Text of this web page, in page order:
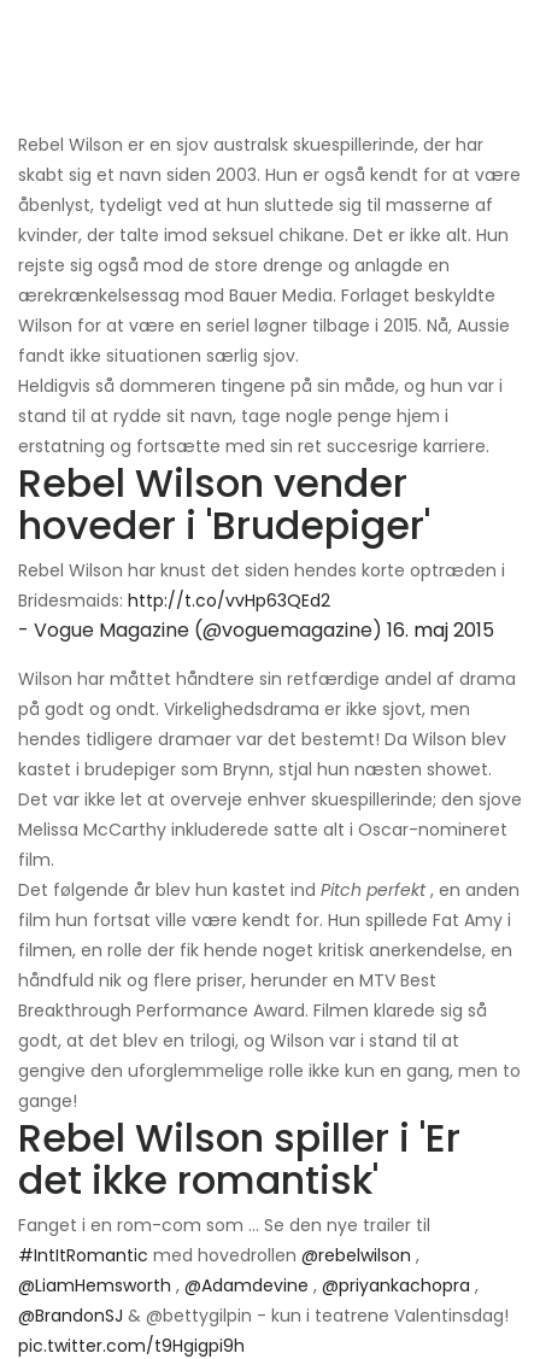
Rebel Wilson er en sjov australsk skuespillerinde, der har
skabt sig et navn siden 2003. Hun er også kendt for at være
åbenlyst, tydeligt ved at hun sluttede sig til masserne af
kvinder, der talte imod seksuel chikane. Det er ikke alt. Hun
rejste sig også mod de store drenge og anlagde en
ærekrænkelsessag mod Bauer Media. Forlaget beskyldte
Wilson for at være en seriel løgner tilbage i 2015. Nå, Aussie
fandt ikke situationen særlig sjov.
Heldigvis så dommeren tingene på sin måde, og hun var i
stand til at rydde sit navn, tage nogle penge hjem i
erstatning og fortsætte med sin ret succesrige karriere.
Rebel Wilson vender
hoveder i 'Brudepiger'
Rebel Wilson har knust det siden hendes korte optræden i
Bridesmaids: http://t.co/vvHp63QEd2
- Vogue Magazine (@voguemagazine) 16. maj 2015
Wilson har måttet håndtere sin retfærdige andel af drama
på godt og ondt. Virkelighedsdrama er ikke sjovt, men
hendes tidligere dramaer var det bestemt! Da Wilson blev
kastet i brudepiger som Brynn, stjal hun næsten showet.
Det var ikke let at overveje enhver skuespillerinde; den sjove
Melissa McCarthy inkluderede satte alt i Oscar-nomineret
film.
Det følgende år blev hun kastet ind Pitch perfekt, en anden
film hun fortsat ville være kendt for. Hun spillede Fat Amy i
filmen, en rolle der fik hende noget kritisk anerkendelse, en
håndfuld nik og flere priser, herunder en MTV Best
Breakthrough Performance Award. Filmen klarede sig så
godt, at det blev en trilogi, og Wilson var i stand til at
gengive den uforglemmelige rolle ikke kun en gang, men to
gange!
Rebel Wilson spiller i 'Er
det ikke romantisk'
Fanget i en rom-com som ... Se den nye trailer til
#IntItRomantic med hovedrollen @rebelwilson ,
@LiamHemsworth , @Adamdevine , @priyankachopra ,
@BrandonSJ & @bettygilpin - kun i teatrene Valentinsdag!
pic.twitter.com/t9Hgigpi9h